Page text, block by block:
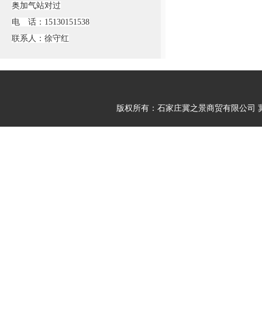
奥加气站对过
电 话：15130151538
联系人：徐守红
版权所有：石家庄冀之景商贸有限公司